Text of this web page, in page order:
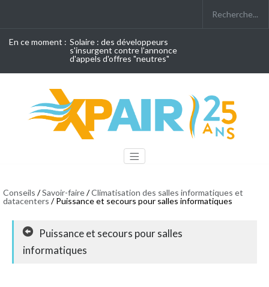
En ce moment : Solaire : des développeurs
s'insurgent contre l'annonce
d'appels d'offres "neutres"
Conseils /Savoir-faire/Climatisation des salles informatiques et
datacenters / Puissance et secours pour salles informatiques
Puissance et secours pour salles
informatiques